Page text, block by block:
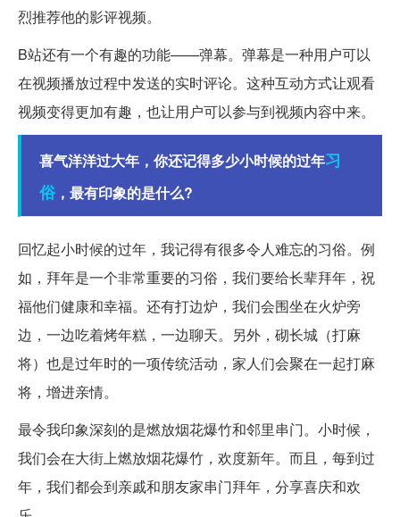
烈推荐他的影评视频。
B站还有一个有趣的功能——弹幕。弹幕是一种用户可以
在视频播放过程中发送的实时评论。这种互动方式让观看
视频变得更加有趣，也让用户可以参与到视频内容中来。
喜气洋洋过大年，你还记得多少小时候的过年习
俗 ，最有印象的是什么?
回忆起小时候的过年，我记得有很多令人难忘的习俗。例
如，拜年是一个非常重要的习俗，我们要给长辈拜年，祝
福他们健康和幸福。还有打边炉，我们会围坐在火炉旁
边，一边吃着烤年糕，一边聊天。另外，砌长城（打麻
将）也是过年时的一项传统活动，家人们会聚在一起打麻
将，增进亲情。
最令我印象深刻的是燃放烟花爆竹和邻里串门。小时候，
我们会在大街上燃放烟花爆竹，欢度新年。而且，每到过
年，我们都会到亲戚和朋友家串门拜年，分享喜庆和欢